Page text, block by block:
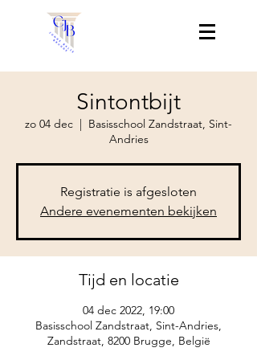
Sintontbijt
zo 04 dec
  |
Basisschool Zandstraat, Sint-
Andries
Registratie is afgesloten
Andere evenementen bekijken
Tijd en locatie
04 dec 2022, 19:00
Basisschool Zandstraat, Sint-Andries,
Zandstraat, 8200 Brugge, België